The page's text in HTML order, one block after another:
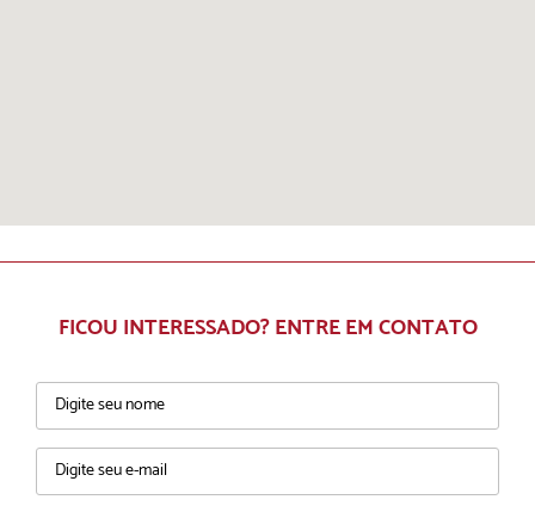
FICOU INTERESSADO? ENTRE EM CONTATO